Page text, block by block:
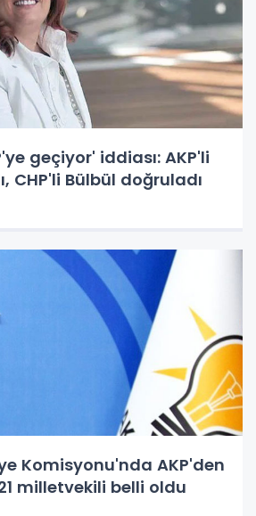
geçiyor' iddiası: AKP'li
CHP'li Bülbül doğruladı
Komisyonu'nda AKP'den
milletvekili belli oldu